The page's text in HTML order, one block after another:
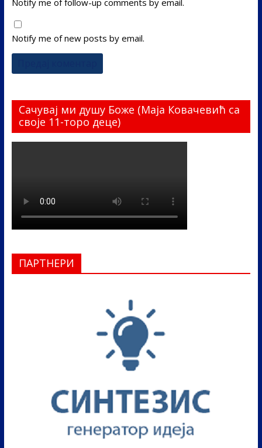
Notify me of follow-up comments by email.
Notify me of new posts by email.
Сачувај ми душу Боже (Маја Ковачевић са
своје 11-торо деце)
ПАРТНЕРИ